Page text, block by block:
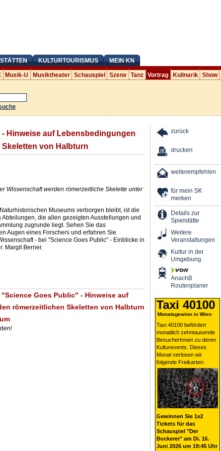
KULTURTOURISMUS MEIN KN
Musik-U Musiktheater Schauspiel Szene Tanz Vortrag Kulinarik Show
Hinweise auf Lebensbedingungen
von Halbturn
Wissenschaft werden römerzeitliche Skelette unter
Museums verborgen bleibt, ist die
die allen gezeigten Ausstellungen und
zugrunde liegt. Sehen Sie das
Augen eines Forschers und erfahren Sie
- bei "Science Goes Public" - Einblicke in
Margit Berner.
Goes Public" - Hinweise auf
römerzeitlichen Skeletten von Halbturn
zurück
drucken
weiterempfehlen
für mein SK
merken
Details zur
Spielstätte
Weitere
Veranstaltungen
Kultur in der
Umgebung
AnachB
Routenplaner
Taxi 40100
Monatsgewinn in Wien
Taxi 40100 befördert
monatlich zehntausende
BesucherInnen zu deren
Kulturevents. Dieses
Monat verlosen wir
folgende Freikarten:
Gewinnen Sie 1x2
Tickets für das
Schauspiel "Der
Bockerer" am Di. 16.
Juni 2026 um 19:45 Uhr